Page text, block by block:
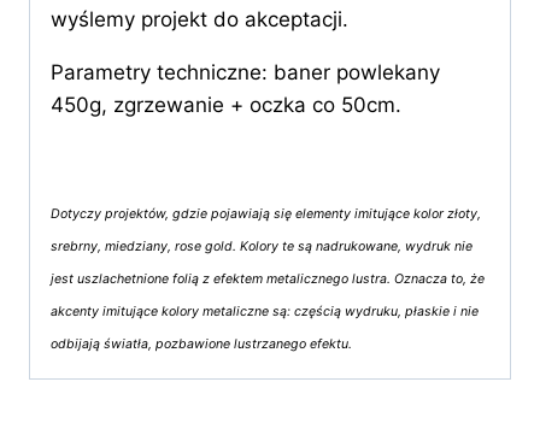
wyślemy projekt do akceptacji.
Parametry techniczne: baner powlekany
450g, zgrzewanie + oczka co 50cm.
Dotyczy projektów, gdzie pojawiają się elementy imitujące kolor złoty,
srebrny, miedziany, rose gold. Kolory te są nadrukowane, wydruk nie
jest uszlachetnione folią z efektem metalicznego lustra. Oznacza to, że
akcenty imitujące kolory metaliczne są: częścią wydruku, płaskie i nie
odbijają światła, pozbawione lustrzanego efektu.